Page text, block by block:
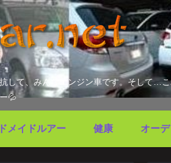
して、みんなエンジン車です。そして…
💦
メイドルアー 健康 オー